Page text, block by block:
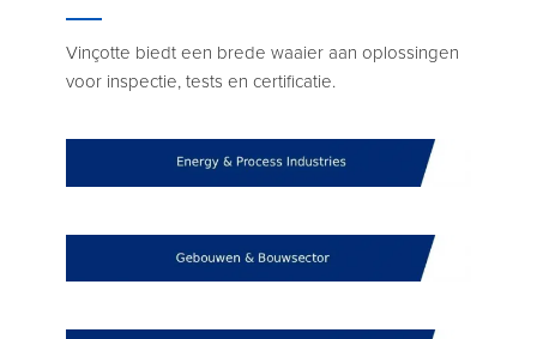
Vinçotte biedt een brede waaier aan oplossingen
voor inspectie, tests en certificatie.